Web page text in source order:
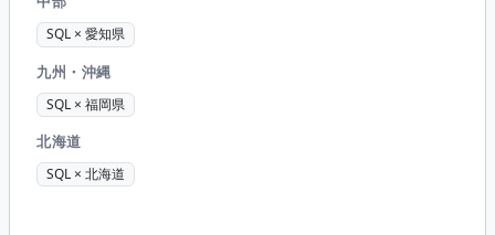
SQL × 愛知県
九州・沖縄
SQL × 福岡県
北海道
SQL × 北海道